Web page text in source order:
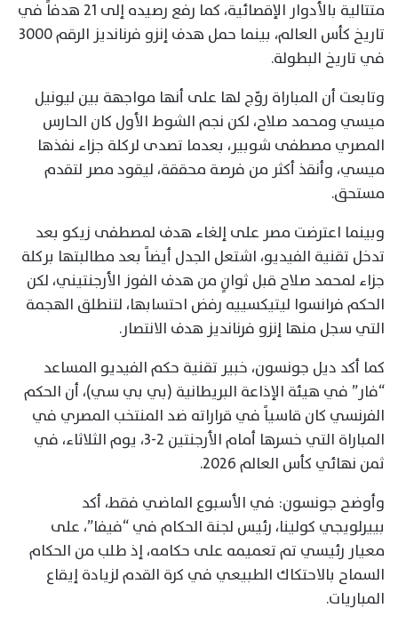
متتالية بالأدوار الإقصائية، كما رفع رصيده إلى 21 هدفاً في
تاريخ كأس العالم، بينما حمل هدف إنزو فرنانديز الرقم 3000
في تاريخ البطولة.
وتابعت أن المباراة روّج لها على أنها مواجهة بين ليونيل
ميسي ومحمد صلاح، لكن نجم الشوط الأول كان الحارس
المصري مصطفى شوبير، بعدما تصدى لركلة جزاء نفذها
ميسي، وأنقذ أكثر من فرصة محققة، ليقود مصر لتقدم
مستحق.
وبينما اعترضت مصر على إلغاء هدف لمصطفى زيكو بعد
تدخل تقنية الفيديو، اشتعل الجدل أيضاً بعد مطالبتها بركلة
جزاء لمحمد صلاح قبل ثوانٍ من هدف الفوز الأرجنتيني، لكن
الحكم فرانسوا ليتيكسييه رفض احتسابها، لتنطلق الهجمة
التي سجل منها إنزو فرنانديز هدف الانتصار.
كما أكد ديل جونسون، خبير تقنية حكم الفيديو المساعد
“فار” في هيئة الإذاعة البريطانية (بي بي سي)، أن الحكم
الفرنسي كان قاسياً في قراراته ضد المنتخب المصري في
المباراة التي خسرها أمام الأرجنتين 2-3، يوم الثلاثاء، في
ثمن نهائي كأس العالم 2026.
وأوضح جونسون: في الأسبوع الماضي فقط، أكد
بييرلويجي كولينا، رئيس لجنة الحكام في “فيفا”، على
معيار رئيسي تم تعميمه على حكامه، إذ طلب من الحكام
السماح بالاحتكاك الطبيعي في كرة القدم لزيادة إيقاع
المباريات.